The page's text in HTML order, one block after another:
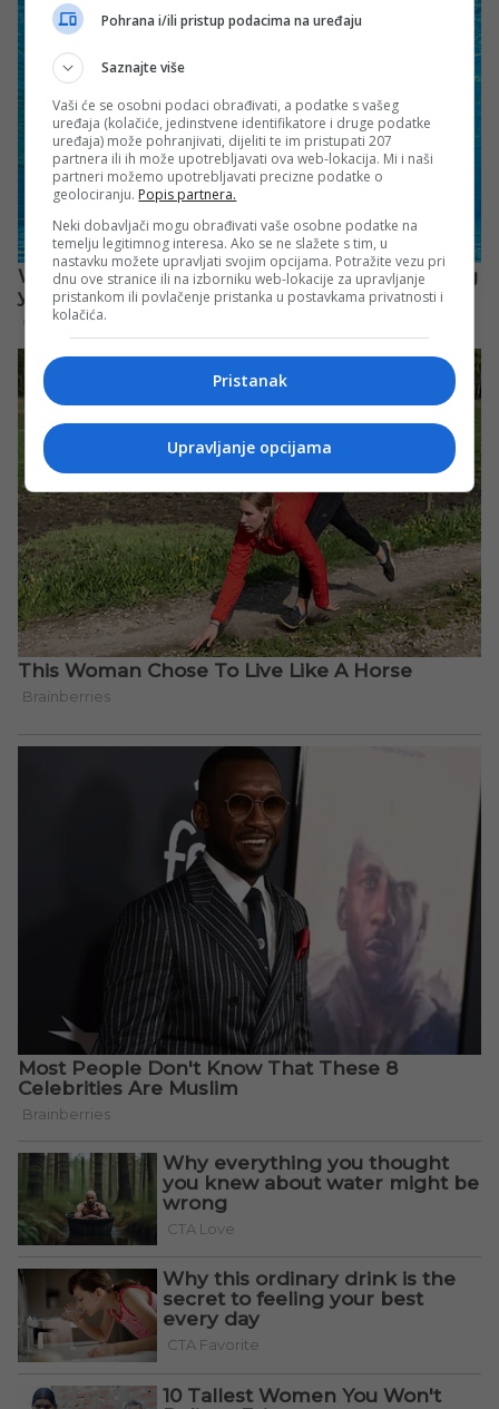
Pohrana i/ili pristup podacima na uređaju
Saznajte više
Vaši će se osobni podaci obrađivati, a podatke s vašeg
uređaja (kolačiće, jedinstvene identifikatore i druge podatke
uređaja) može pohranjivati, dijeliti te im pristupati 207
partnera ili ih može upotrebljavati ova web-lokacija. Mi i naši
partneri možemo upotrebljavati precizne podatke o
geolociranju. Popis partnera.
Neki dobavljači mogu obrađivati vaše osobne podatke na
temelju legitimnog interesa. Ako se ne slažete s tim, u
nastavku možete upravljati svojim opcijama. Potražite vezu pri
dnu ove stranice ili na izborniku web-lokacije za upravljanje
pristankom ili povlačenje pristanka u postavkama privatnosti i
kolačića.
Pristanak
Upravljanje opcijama